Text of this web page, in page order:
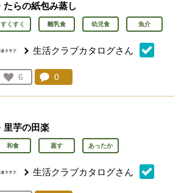
たらの紙包み蒸し
すくすく 離乳食 幼児食 魚介
生活クラブカタログさん
お気に入り登録：
6
人が登録
コメント：
0
里芋の田楽
和食 蒸す あったか
生活クラブカタログさん